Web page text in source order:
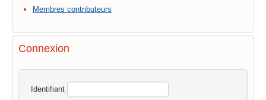
Membres contributeurs
Connexion
Identifiant